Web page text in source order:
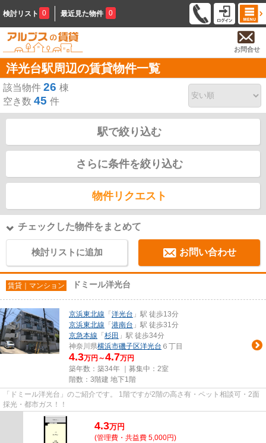
検討リスト 0 最近見た物件 0
お問合せ
洋光台駅周辺の賃貸物件一覧
該当物件 26 棟
空き数 45 件
駅で絞り込む
さらに条件を絞り込む
物件リクエスト
チェックした物件をまとめて
検討リストに追加 お問い合わせ
賃貸｜マンション ドミール洋光台
京浜東北線 「 洋光台 」駅 徒歩13分
京浜東北線 「 港南台 」駅 徒歩31分
京急本線 「 杉田 」駅 徒歩34分
神奈川県横浜市磯子区洋光台 ６丁目
4.3万円～4.7万円
築年数：築34年 ｜募集中： 2室
階数：3階建 地下1階
「ドミール洋光台」のご紹介です。 1階ですが2階の高さ有・ペット相談可・2面
採光・都市ガス！！
4.3万円
(管理費・共益費 5,000円)